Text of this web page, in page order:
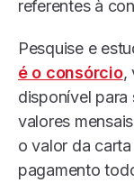
referentes à
Pesquise e
é o consórcio,
disponível para
valores
o valor da
pagamento